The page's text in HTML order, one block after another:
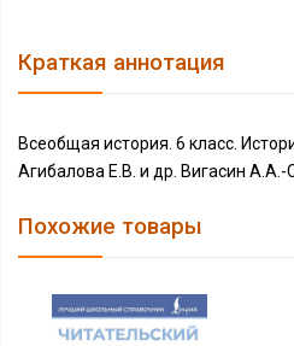
Краткая аннотация
Всеобщая история. 6 класс.
Агибалова Е.В. и др. Вигасин
Похожие товары